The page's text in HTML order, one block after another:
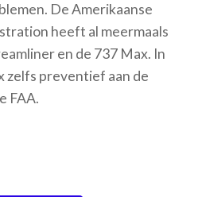
De Amerikaanse
heeft al meermaals
en de 737 Max. In
zelfs preventief aan de
FAA.